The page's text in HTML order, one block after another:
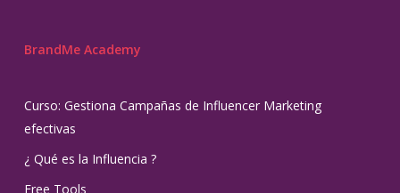
BrandMe Academy
Curso: Gestiona Campañas de Influencer Marketing
efectivas
¿ Qué es la Influencia ?
Free Tools